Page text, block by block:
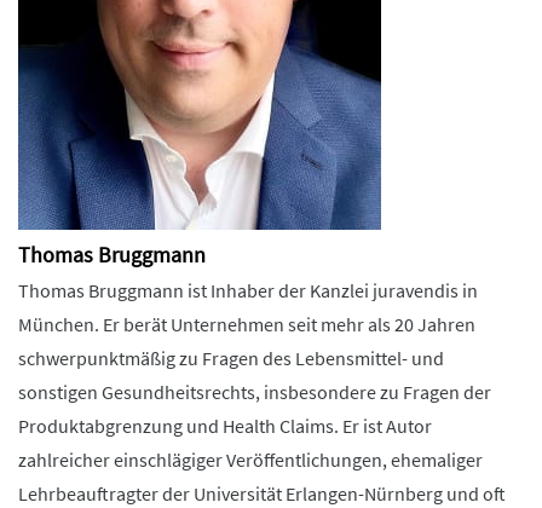
Thomas Bruggmann
Thomas Bruggmann ist Inhaber der Kanzlei juravendis in
München. Er berät Unternehmen seit mehr als 20 Jahren
schwerpunktmäßig zu Fragen des Lebensmittel- und
sonstigen Gesundheitsrechts, insbesondere zu Fragen der
Produktabgrenzung und Health Claims. Er ist Autor
zahlreicher einschlägiger Veröffentlichungen, ehemaliger
Lehrbeauftragter der Universität Erlangen-Nürnberg und oft